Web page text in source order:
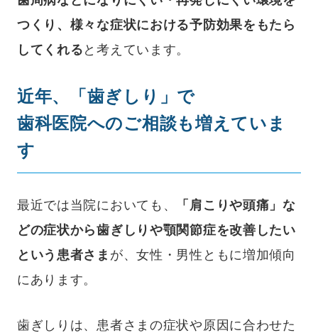
つくり、様々な症状における予防効果をもたら
してくれる と考えています。
近年、「歯ぎしり」で
歯科医院へのご相談も増えていま
す
最近では当院においても、
「肩こりや頭痛」な
どの症状から歯ぎしりや顎関節症を改善したい
という患者さま が、女性・男性ともに増加傾向
にあります。
歯ぎしりは、患者さまの症状や原因に合わせた